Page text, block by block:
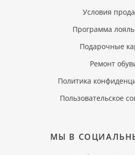
Условия
Программа
Подарочные
Ремонт
Политика
Пользовательское
МЫ В